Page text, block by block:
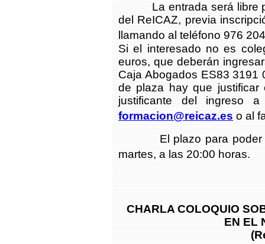
La entrada será libre
del ReICAZ, previa
llamando al teléfono 976
Si el interesado no es
euros, que deberán
Caja Abogados ES83 3191
de plaza hay que
justificante del ingreso
formacion@reicaz.es o al
El plazo para poder
martes, a las 20:00 horas.
CHARLA COLOQUIO
EN EL